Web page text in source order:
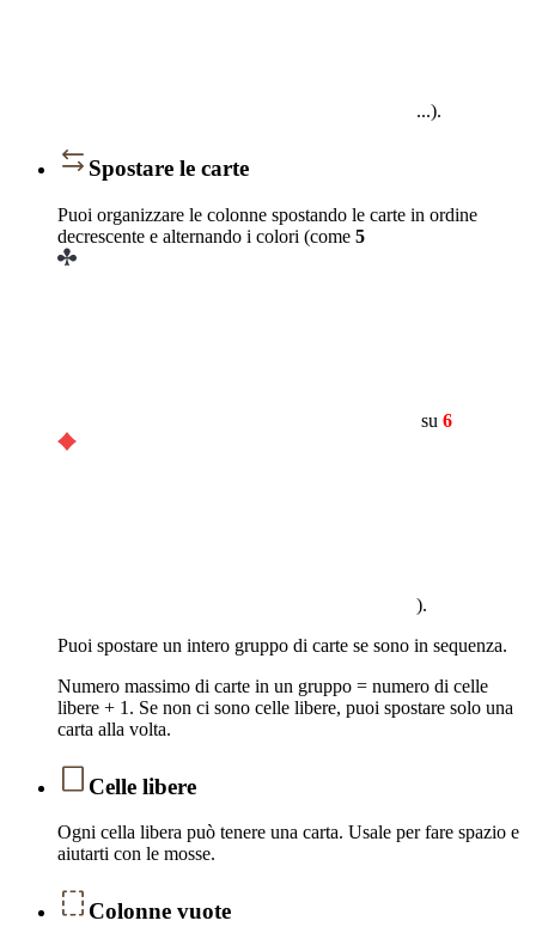
...).
Spostare le carte
Puoi organizzare le colonne spostando le carte in ordine
decrescente e alternando i colori (come 5
su 6
).
Puoi spostare un intero gruppo di carte se sono in sequenza.
Numero massimo di carte in un gruppo = numero di celle
libere + 1. Se non ci sono celle libere, puoi spostare solo una
carta alla volta.
Celle libere
Ogni cella libera può tenere una carta. Usale per fare spazio e
aiutarti con le mosse.
Colonne vuote